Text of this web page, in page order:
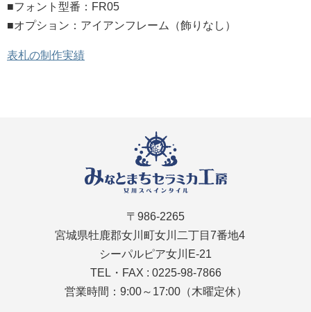
■フォント型番：FR05
■オプション：アイアンフレーム（飾りなし）
表札の制作実績
〒986-2265
宮城県牡鹿郡女川町女川二丁目7番地4
シーパルピア女川E-21
TEL・FAX : 0225-98-7866
営業時間：9:00～17:00（木曜定休）